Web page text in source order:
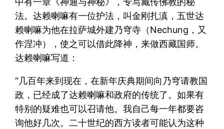
法。达赖喇嘛有一位护法，叫金刚扎滇，五世达
赖喇嘛为他在拉萨城外建乃穹寺（Nechung，又
作涅冲），使之可以借此降神，来做西藏国师。
达赖喇嘛写道：
“几百年来到现在，在新年庆典期间向乃穹请教国
政，已经成了达赖喇嘛和政府的传统了。如果有
特别的疑难也可以召请他。我自己每一年都要咨
询他好几次。二十世纪的西方读者可能认为这种